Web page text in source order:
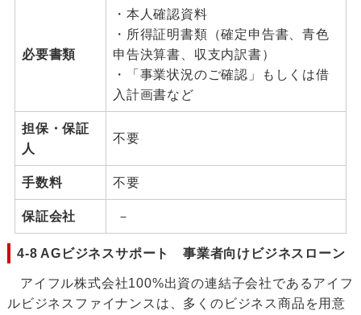
必要書類
・本人確認資料
・所得証明書類（確定申告書、青色
申告決算書、収支内訳書）
・「事業状況のご確認」もしくは借
入計画書など
担保・保証
人
不要
手数料 不要
保証会社 －
4-8 AGビジネスサポート 事業者向けビジネスローン
アイフル株式会社100%出資の連結子会社であるアイフ
ルビジネスファイナンスは、多くのビジネス商品を用意